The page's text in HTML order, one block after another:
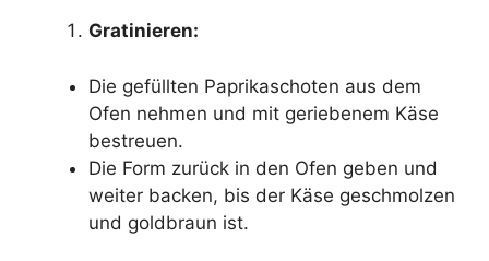
Gratinieren:
Die gefüllten Paprikaschoten aus dem
Ofen nehmen und mit geriebenem Käse
bestreuen.
Die Form zurück in den Ofen geben und
weiter backen, bis der Käse geschmolzen
und goldbraun ist.